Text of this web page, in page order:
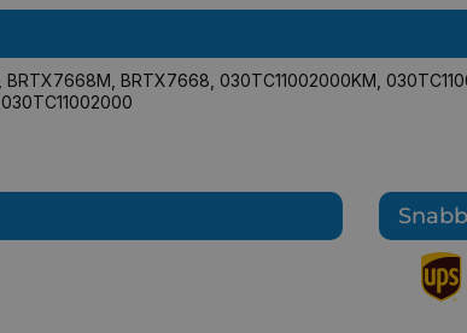
BRTX7668M BRTX7668 030TC11002000KM
030TC11002000